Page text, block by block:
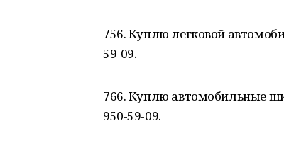
756. Куплю легковой
59-09.
766. Куплю автомобильные
950-59-09.